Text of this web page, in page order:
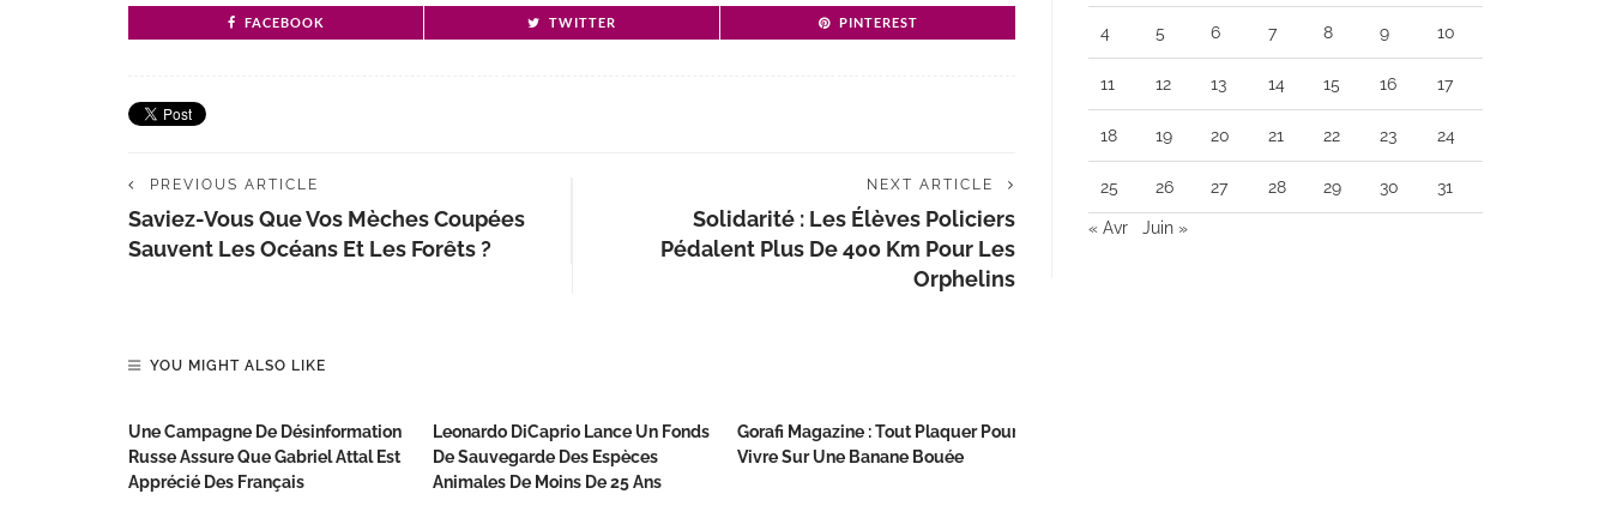
FACEBOOK TWITTER PINTEREST
PREVIOUS ARTICLE
Saviez-Vous Que Vos Mèches Coupées
Sauvent Les Océans Et Les Forêts ?
NEXT ARTICLE
Solidarité : Les Élèves Policiers
Pédalent Plus De 400 Km Pour Les
Orphelins
YOU MIGHT ALSO LIKE
Une Campagne De Désinformation
Russe Assure Que Gabriel Attal Est
Apprécié Des Français
Leonardo DiCaprio Lance Un Fonds
De Sauvegarde Des Espèces
Animales De Moins De 25 Ans
Gorafi Magazine : Tout Plaquer Pour
Vivre Sur Une Banane Bouée
4 5 6 7 8 9 10
11 12 13 14 15 16 17
18 19 20 21 22 23 24
25 26 27 28 29 30 31
« Avr Juin »